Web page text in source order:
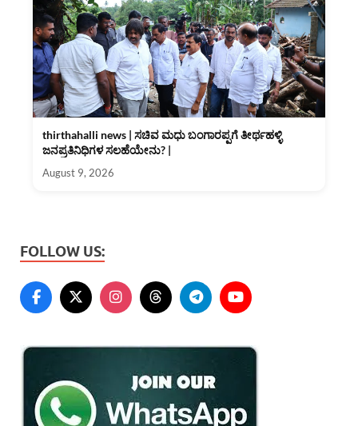
thirthahalli news | ಸಚಿವ ಮಧು ಬಂಗಾರಪ್ಪಗೆ ತೀರ್ಥಹಳ್ಳಿ
ಜನಪ್ರತಿನಿಧಿಗಳ ಸಲಹೆಯೇನು? |
August 9, 2026
FOLLOW US: